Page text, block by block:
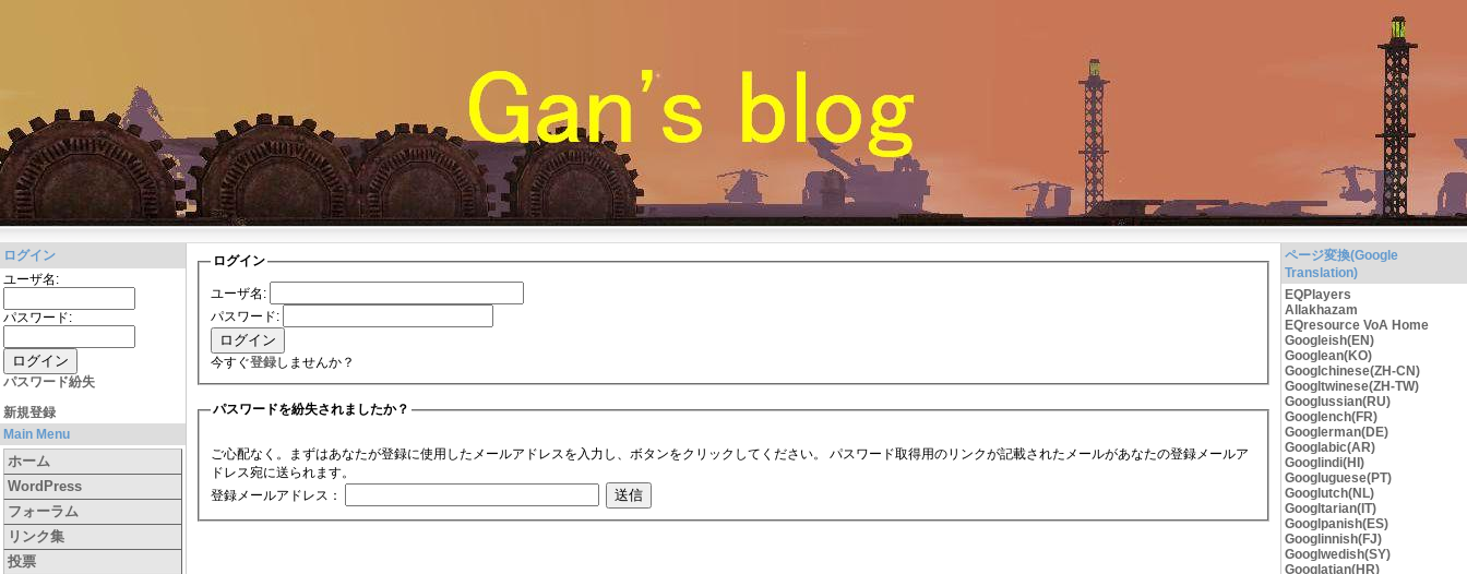
ログイン
ユーザ名:
パスワード:
パスワード紛失
新規登録
Main Menu
ホーム
WordPress
フォーラム
リンク集
投票
ログイン
ユーザ名:
パスワード:
今すぐ登録しませんか？
パスワードを紛失されましたか？
ご心配なく。まずはあなたが登録に使用したメールアドレスを入力し、ボタンをクリックしてください。 パスワード取得用のリンクが記載されたメールがあなたの登録メールア
ドレス宛に送られます。
登録メールアドレス：
ページ変換(Google
Translation)
EQPlayers
Allakhazam
EQresource VoA Home
Googleish(EN)
Googlean(KO)
Googlchinese(ZH-CN)
Googltwinese(ZH-TW)
Googlussian(RU)
Googlench(FR)
Googlerman(DE)
Googlabic(AR)
Googlindi(HI)
Googluguese(PT)
Googlutch(NL)
Googltarian(IT)
Googlpanish(ES)
Googlinnish(FJ)
Googlwedish(SY)
Googlatian(HR)